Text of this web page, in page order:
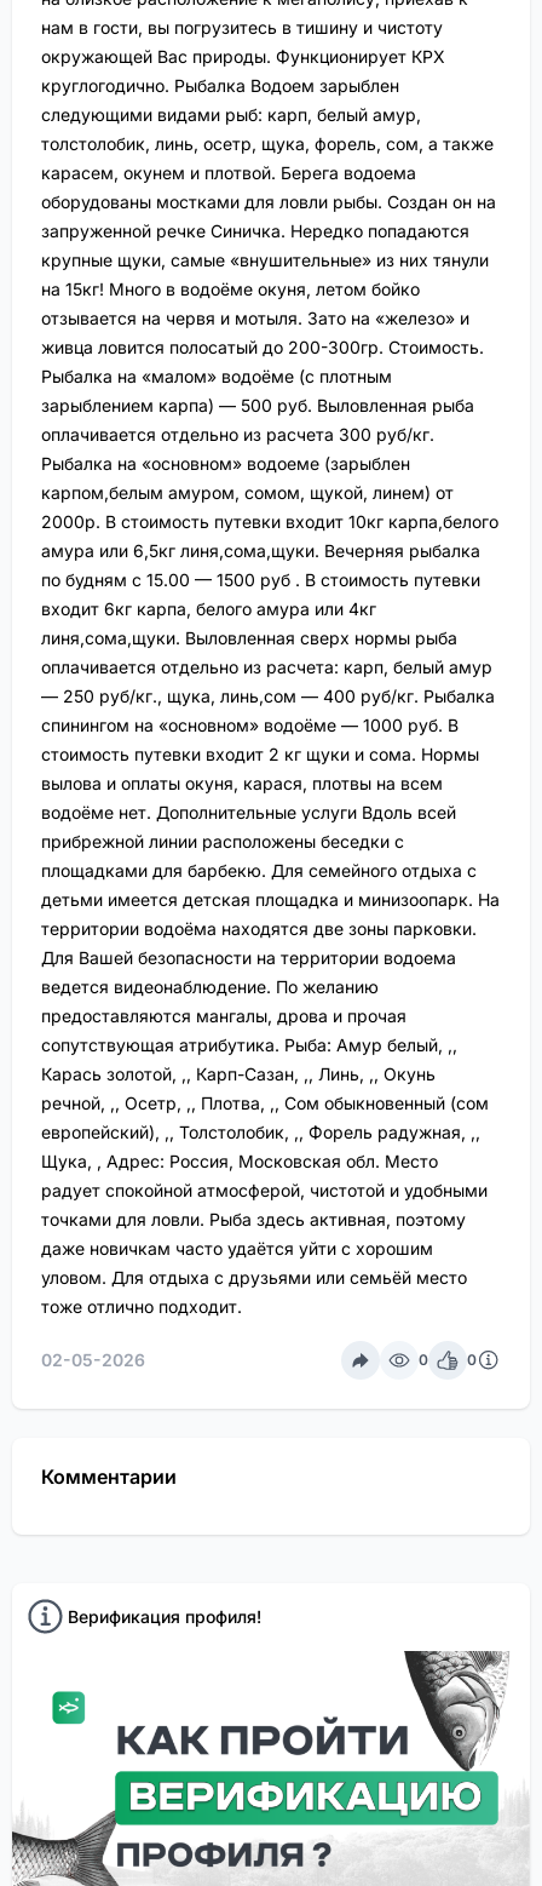
нам в гости, вы погрузитесь в тишину и чистоту
окружающей Вас природы. Функционирует КРХ
круглогодично. Рыбалка Водоем зарыблен
следующими видами рыб: карп, белый амур,
толстолобик, линь, осетр, щука, форель, сом, а также
карасем, окунем и плотвой. Берега водоема
оборудованы мостками для ловли рыбы. Создан он на
запруженной речке Синичка. Нередко попадаются
крупные щуки, самые «внушительные» из них тянули
на 15кг! Много в водоёме окуня, летом бойко
отзывается на червя и мотыля. Зато на «железо» и
живца ловится полосатый до 200-300гр. Стоимость.
Рыбалка на «малом» водоёме (с плотным
зарыблением карпа) — 500 руб. Выловленная рыба
оплачивается отдельно из расчета 300 руб/кг.
Рыбалка на «основном» водоеме (зарыблен
карпом,белым амуром, сомом, щукой, линем) от
2000р. В стоимость путевки входит 10кг карпа,белого
амура или 6,5кг линя,сома,щуки. Вечерняя рыбалка
по будням с 15.00 — 1500 руб . В стоимость путевки
входит 6кг карпа, белого амура или 4кг
линя,сома,щуки. Выловленная сверх нормы рыба
оплачивается отдельно из расчета: карп, белый амур
— 250 руб/кг., щука, линь,сом — 400 руб/кг. Рыбалка
спинингом на «основном» водоёме — 1000 руб. В
стоимость путевки входит 2 кг щуки и сома. Нормы
вылова и оплаты окуня, карася, плотвы на всем
водоёме нет. Дополнительные услуги Вдоль всей
прибрежной линии расположены беседки с
площадками для барбекю. Для семейного отдыха с
детьми имеется детская площадка и минизоопарк. На
территории водоёма находятся две зоны парковки.
Для Вашей безопасности на территории водоема
ведется видеонаблюдение. По желанию
предоставляются мангалы, дрова и прочая
сопутствующая атрибутика. Рыба: Амур белый, ,,
Карась золотой, ,, Карп-Сазан, ,, Линь, ,, Окунь
речной, ,, Осетр, ,, Плотва, ,, Сом обыкновенный (сом
европейский), ,, Толстолобик, ,, Форель радужная, ,,
Щука, , Адрес: Россия, Московская обл. Место
радует спокойной атмосферой, чистотой и удобными
точками для ловли. Рыба здесь активная, поэтому
даже новичкам часто удаётся уйти с хорошим
уловом. Для отдыха с друзьями или семьёй место
тоже отлично подходит.
02-05-2026 0 0
Комментарии
Верификация профиля!